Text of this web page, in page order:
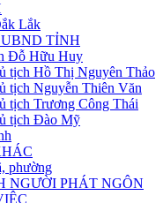
Lắk
TỈNH
Đỗ Hữu Huy
tịch Hồ Thị Nguyên Thảo
tịch Nguyễn Thiên Văn
tịch Trương Công Thái
tịch Đào Mỹ
phường
NGƯỜI PHÁT NGÔN